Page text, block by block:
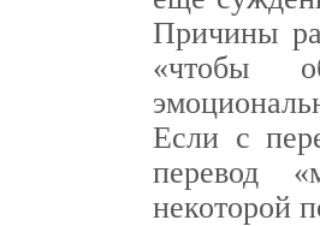
Причины
«чтобы
Если с
перевод
некоторой